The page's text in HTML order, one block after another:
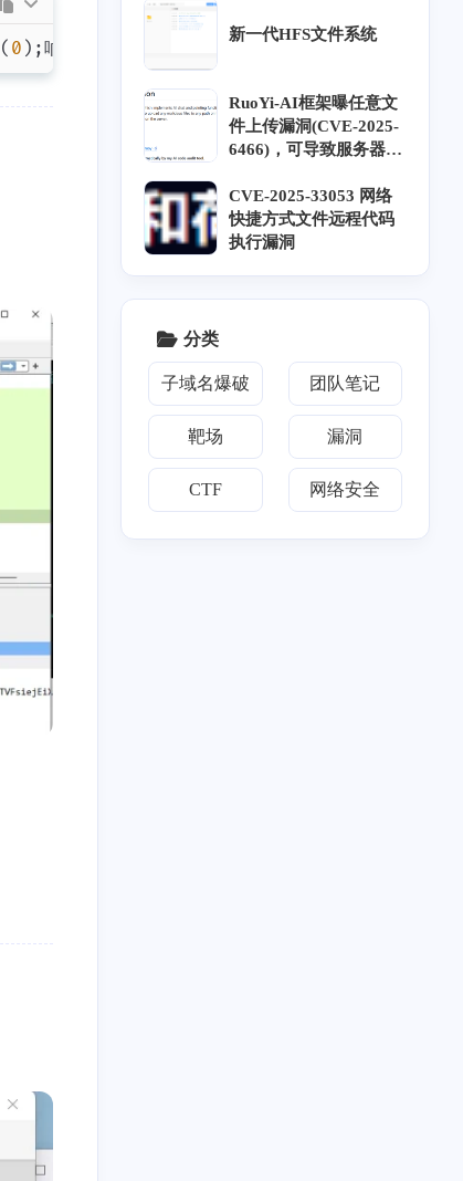
16
九月 2024
13 59篇
129篇
( 0 ) ;响应包：都是明文
新一代HFS文件系统
RuoYi-AI框架曝任意文
件上传漏洞(CVE-2025-
6466)，可导致服务器沦
CVE-2025-33053 网络
快捷方式文件远程代码
执行漏洞
分类
子域名爆破 团队笔记
靶场 漏洞
CTF 网络安全